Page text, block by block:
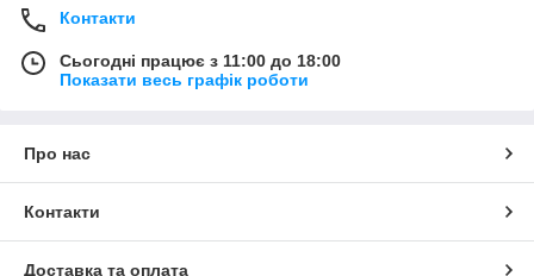
Контакти
Сьогодні працює з 11:00 до 18:00
Показати весь графік роботи
Про нас
Контакти
Доставка та оплата